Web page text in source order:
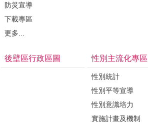
防災宣導
下載專區
更多...
後壁區行政區圖 性別主流化專區
性別統計
性別平等宣導
性別意識培力
實施計畫及機制